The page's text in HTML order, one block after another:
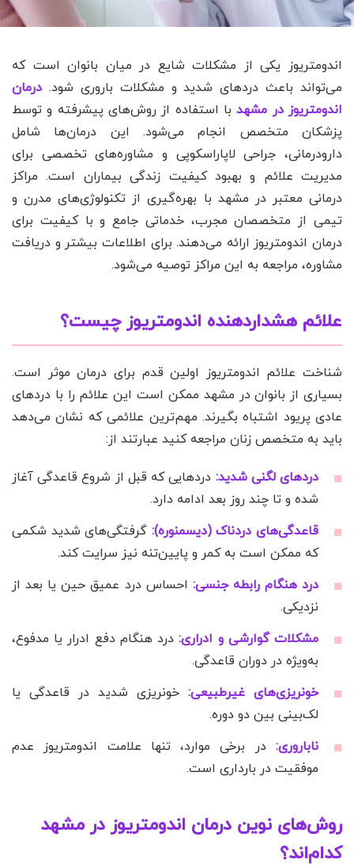
اندومتریوز یکی از مشکلات شایع در میان بانوان است که
می‌تواند باعث دردهای شدید و مشکلات باروری شود. درمان
اندومتریوز در مشهدبا استفاده از روش‌های پیشرفته و توسط
پزشکان متخصص انجام می‌شود. این درمان‌ها شامل
دارودرمانی، جراحی لاپاراسکوپی و مشاوره‌های تخصصی برای
مدیریت علائم و بهبود کیفیت زندگی بیماران است. مراکز
درمانی معتبر در مشهد با بهره‌گیری از تکنولوژی‌های مدرن و
تیمی از متخصصان مجرب، خدماتی جامع و با کیفیت برای
درمان اندومتریوز ارائه می‌دهند. برای اطلاعات بیشتر و دریافت
مشاوره، مراجعه به این مراکز توصیه می‌شود.
علائم هشداردهنده اندومتریوز چیست؟
شناخت علائم اندومتریوز اولین قدم برای درمان موثر است.
بسیاری از بانوان در مشهد ممکن است این علائم را با دردهای
عادی پریود اشتباه بگیرند. مهم‌ترین علائمی که نشان می‌دهد
باید به متخصص زنان مراجعه کنید عبارتند از:
دردهای لگنی شدید: دردهایی که قبل از شروع قاعدگی آغاز
شده و تا چند روز بعد ادامه دارد.
قاعدگی‌های دردناک (دیسمنوره): گرفتگی‌های شدید شکمی
که ممکن است به کمر و پایین‌تنه نیز سرایت کند.
درد هنگام رابطه جنسی: احساس درد عمیق حین یا بعد از
نزدیکی.
مشکلات گوارشی و ادراری:درد هنگام دفع ادرار یا مدفوع،
به‌ویژه در دوران قاعدگی.
خونریزی‌های غیرطبیعی: خونریزی شدید در قاعدگی یا
لک‌بینی بین دو دوره.
ناباروری: در برخی موارد، تنها علامت اندومتریوز عدم
موفقیت در بارداری است.
روش‌های نوین درمان اندومتریوز در مشهد
کدام‌اند؟